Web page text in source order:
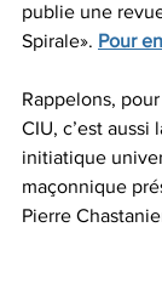
publie une
Spirale». Pour
Rappelons,
CIU, c’est aussi
initiatique
maçonnique
Pierre